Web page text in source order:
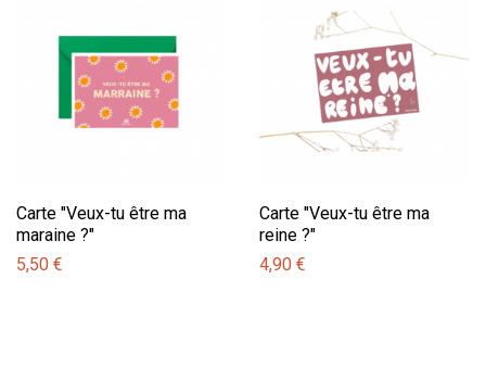
Carte "Veux-tu être ma
maraine ?"
5,50 €
Carte "Veux-tu être ma
reine ?"
4,90 €